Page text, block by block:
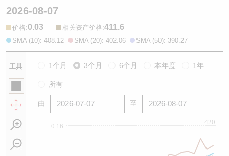
2026-08-07
价格:0.03 相关资产价格:411.6
SMA (10): 408.12 SMA (20): 402.06 SMA (50): 390.27
工具 1个月 3个月 6个月 本年度 1年
所有
由 至
0.16
420